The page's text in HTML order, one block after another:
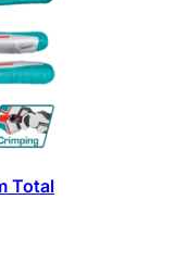
Total